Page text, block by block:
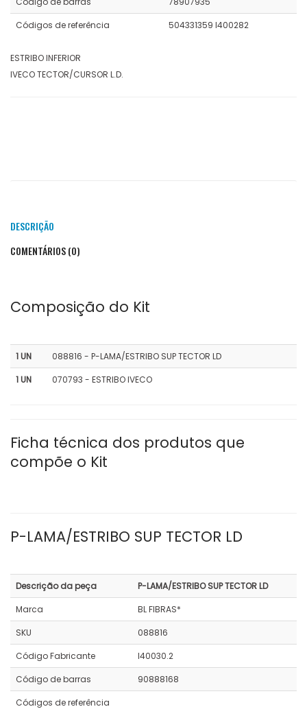
Códigos de referência
504331359 I400282
ESTRIBO INFERIOR
IVECO TECTOR/CURSOR L.D.
DESCRIÇÃO
COMENTÁRIOS (0)
Composição do Kit
1 UN
088816 - P-LAMA/ESTRIBO SUP TECTOR LD
1 UN
070793 - ESTRIBO IVECO
Ficha técnica dos produtos que
compõe o Kit
P-LAMA/ESTRIBO SUP TECTOR LD
Descrição da peça
P-LAMA/ESTRIBO SUP TECTOR LD
Marca
BL FIBRAS*
SKU
088816
Código Fabricante
I40030.2
Código de barras
90888168
Códigos de referência